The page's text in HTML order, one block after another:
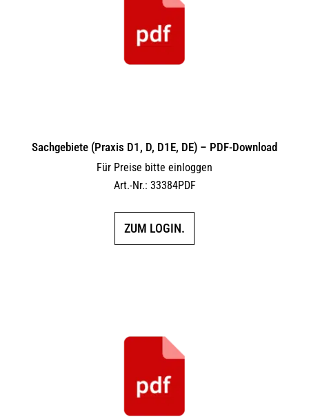
Sachgebiete (Praxis D1, D, D1E, DE) – PDF-Download
Für Preise bitte einloggen
Art.-Nr.: 33384PDF
ZUM LOGIN.